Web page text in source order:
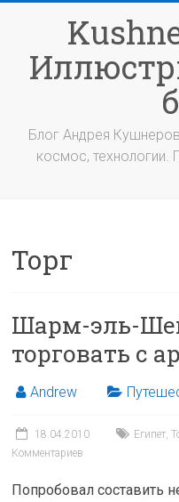
содержимому
Блог Андрея
космос, технологии.
Торг
Шарм-эль-
торговать с
Andrew
18.04.2010 Египет,
Комментариев
Попробовал составить